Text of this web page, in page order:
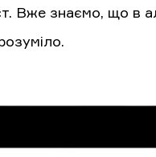
Вже знаємо, що в